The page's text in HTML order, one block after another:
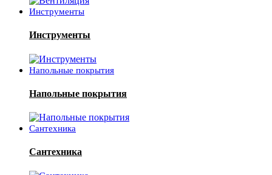
Инструменты
Инструменты
Напольные покрытия
Напольные покрытия
Сантехника
Сантехника